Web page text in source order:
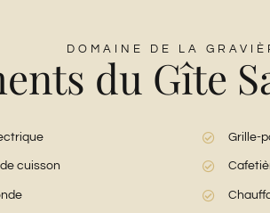
DOMAINE DE LA
du Gîte
cuisson
Grille-